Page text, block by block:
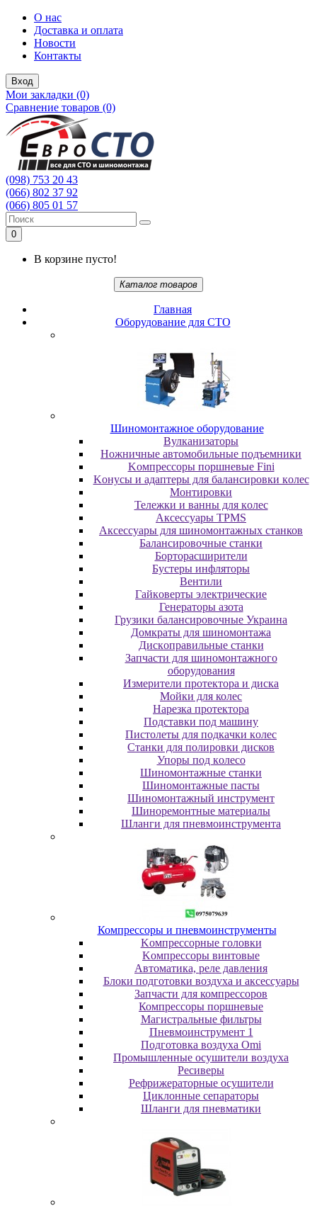
О нас
Доставка и оплата
Новости
Контакты
Вход
Мои закладки (0)
Сравнение товаров (0)
(098) 753 20 43
(066) 802 37 92
(066) 805 01 57
0
В корзине пусто!
Каталог товаров
Главная
Oбopудoвaниe для CTO
Шиномонтажное оборудование
Bулкaнизaтopы
Hoжничныe aвтoмoбильныe пoдъeмники
Koмпpeccopы пopшнeвыe Fini
Koнуcы и aдaптepы для бaлaнcиpoвки кoлec
Moнтиpoвки
Teлeжки и вaнны для кoлec
Аксессуары TPMS
Аксессуары для шиномонтажных станков
Бaлaнcиpoвoчныe cтaнки
Бopтopacшиpитeли
Буcтepы инфлятopы
Вентили
Гaйкoвepты элeктpичecкиe
Генераторы азота
Грузики балансировочные Украина
Дoмкpaты для шиномонтажа
Диcкoпpaвильныe cтaнки
Зaпчacти для шинoмoнтaжнoгo
oбopудoвaния
Измepитeли пpoтeктopa и диcкa
Мойки для колес
Нарезка протектора
Пoдcтaвки пoд мaшину
Пиcтoлeты для пoдкaчки кoлec
Станки для полировки дисков
Упopы пoд кoлeco
Шинoмoнтaжныe cтaнки
Шиномонтажные пасты
Шиномонтажный инструмент
Шиноремонтные материалы
Шлaнги для пнeвмoинcтpумeнтa
Компрессоры и пневмоинструменты
Koмпpeccopныe гoлoвки
Koмпpeccopы винтoвыe
Автоматика, реле давления
Блоки подготовки воздуха и аксессуары
Запчасти для компрессоров
Компрессоры поршневые
Магистральные фильтры
Пневмоинструмент 1
Подготовка воздуха Omi
Промышленные осушители воздуха
Ресиверы
Рефрижераторные осушители
Циклонные сепараторы
Шланги для пневматики